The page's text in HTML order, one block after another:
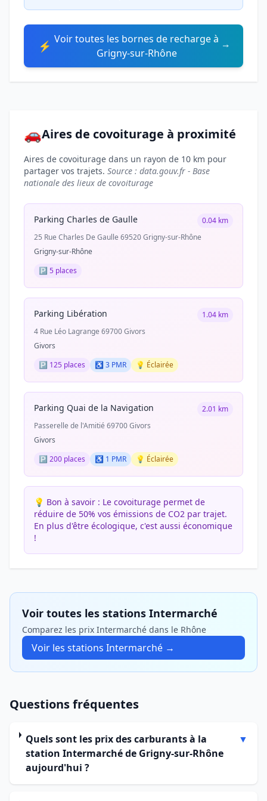
⚡ Voir toutes les bornes de recharge à
Grigny-sur-Rhône
🚗Aires de covoiturage à proximité
Aires de covoiturage dans un rayon de 10 km pour
partager vos trajets. Source : data.gouv.fr - Base
nationale des lieux de covoiturage
Parking Charles de Gaulle
0.04 km
25 Rue Charles De Gaulle 69520 Grigny-sur-Rhône
Grigny-sur-Rhône
🅿️ 5 places
Parking Libération
1.04 km
4 Rue Léo Lagrange 69700 Givors
Givors
🅿️ 125 places
♿ 3 PMR 💡 Éclairée
Parking Quai de la Navigation
2.01 km
Passerelle de l'Amitié 69700 Givors
Givors
🅿️ 200 places
♿ 1 PMR 💡 Éclairée
💡 Bon à savoir : Le covoiturage permet de
réduire de 50% vos émissions de CO2 par trajet.
En plus d'être écologique, c'est aussi économique
!
Voir toutes les stations Intermarché
Comparez les prix Intermarché dans le Rhône
Voir les stations Intermarché →
Questions fréquentes
Quels sont les prix des carburants à la
station Intermarché de Grigny-sur-Rhône
aujourd'hui ?
▼